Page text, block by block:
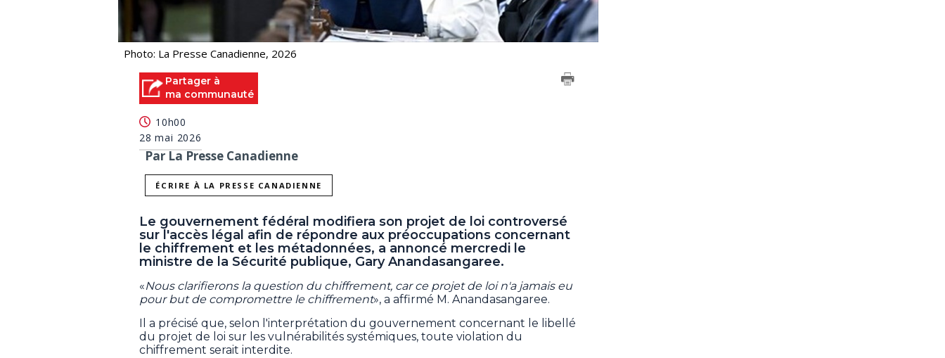
Photo: La Presse Canadienne, 2026
Partager à
ma communauté
10h00
28 mai 2026
Par La Presse Canadienne
ÉCRIRE À LA PRESSE CANADIENNE
Le gouvernement fédéral modifiera son projet de loi controversé
sur l'accès légal afin de répondre aux préoccupations concernant
le chiffrement et les métadonnées, a annoncé mercredi le
ministre de la Sécurité publique, Gary Anandasangaree.
«Nous clarifierons la question du chiffrement, car ce projet de loi n'a jamais eu
pour but de compromettre le chiffrement», a affirmé M. Anandasangaree.
Il a précisé que, selon l'interprétation du gouvernement concernant le libellé
du projet de loi sur les vulnérabilités systémiques, toute violation du
chiffrement serait interdite.